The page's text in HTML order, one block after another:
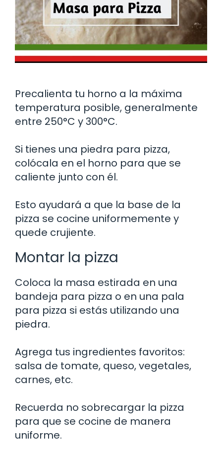
Precalienta tu horno a la máxima
temperatura posible, generalmente
entre 250°C y 300°C.
Si tienes una piedra para pizza,
colócala en el horno para que se
caliente junto con él.
Esto ayudará a que la base de la
pizza se cocine uniformemente y
quede crujiente.
Montar la pizza
Coloca la masa estirada en una
bandeja para pizza o en una pala
para pizza si estás utilizando una
piedra.
Agrega tus ingredientes favoritos:
salsa de tomate, queso, vegetales,
carnes, etc.
Recuerda no sobrecargar la pizza
para que se cocine de manera
uniforme.